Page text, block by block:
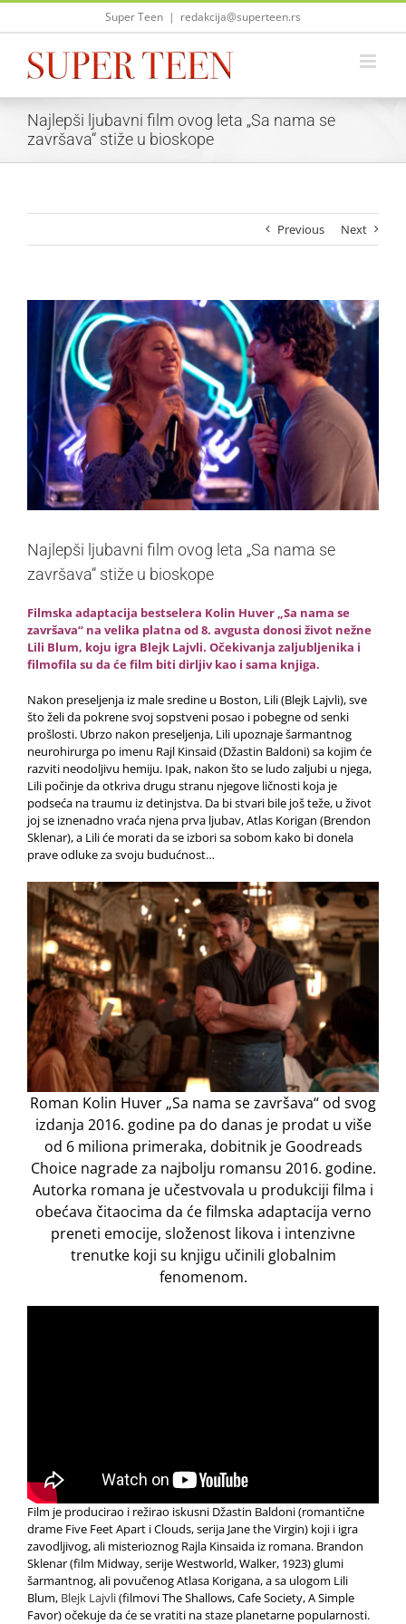
Skip
Super Teen | redakcija@superteen.rs
Najlepši ljubavni film ovog leta „Sa nama se
završava“ stiže u bioskope
Previous Next
Larger
Image
Najlepši ljubavni film ovog leta „Sa nama se
završava“ stiže u bioskope
Filmska adaptacija bestselera Kolin Huver „Sa nama se
završava“ na velika platna od 8. avgusta donosi život nežne
Lili Blum, koju igra Blejk Lajvli. Očekivanja zaljubljenika i
filmofila su da će film biti dirljiv kao i sama knjiga.
Nakon preseljenja iz male sredine u Boston, Lili (Blejk Lajvli), sve
što želi da pokrene svoj sopstveni posao i pobegne od senki
prošlosti. Ubrzo nakon preseljenja, Lili upoznaje šarmantnog
neurohirurga po imenu Rajl Kinsaid (Džastin Baldoni) sa kojim će
razviti neodoljivu hemiju. Ipak, nakon što se ludo zaljubi u njega,
Lili počinje da otkriva drugu stranu njegove ličnosti koja je
podseća na traumu iz detinjstva. Da bi stvari bile još teže, u život
joj se iznenadno vraća njena prva ljubav, Atlas Korigan (Brendon
Sklenar), a Lili će morati da se izbori sa sobom kako bi donela
prave odluke za svoju budućnost…
Roman Kolin Huver „Sa nama se završava“ od svog
izdanja 2016. godine pa do danas je prodat u više
od 6 miliona primeraka, dobitnik je Goodreads
Choice nagrade za najbolju romansu 2016. godine.
Autorka romana je učestvovala u produkciji filma i
obećava čitaocima da će filmska adaptacija verno
preneti emocije, složenost likova i intenzivne
trenutke koji su knjigu učinili globalnim
fenomenom.
Film je producirao i režirao iskusni Džastin Baldoni (romantične
drame Five Feet Apart i Clouds, serija Jane the Virgin) koji i igra
zavodljivog, ali misterioznog Rajla Kinsaida iz romana. Brandon
Sklenar (film Midway, serije Westworld, Walker, 1923) glumi
šarmantnog, ali povučenog Atlasa Korigana, a sa ulogom Lili
Blum, Blejk Lajvli(filmovi The Shallows, Cafe Society, A Simple
Favor) očekuje da će se vratiti na staze planetarne popularnosti.